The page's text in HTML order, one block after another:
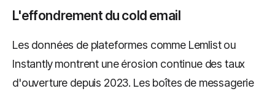
L'effondrement du cold email
Les données de plateformes comme Lemlist ou
Instantly montrent une érosion continue des taux
d'ouverture depuis 2023. Les boîtes de messagerie